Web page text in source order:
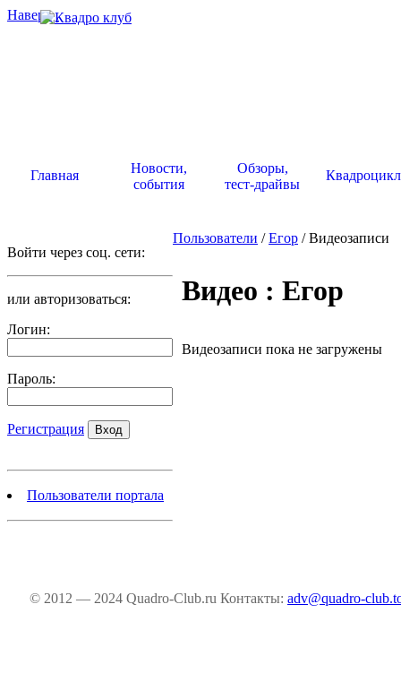
Наверх .
Главная
Новости,
события
Обзоры,
тест-драйвы
Войти через соц. сети:
или авторизоваться:
Логин:
Пароль:
Регистрация
Пользователи портала
Пользователи /Егор / Видеозаписи
Видео : Егор
Видеозаписи пока не загружены
© 2012 — 2024 Quadro-Club.ru Контакты: adv@quadro-